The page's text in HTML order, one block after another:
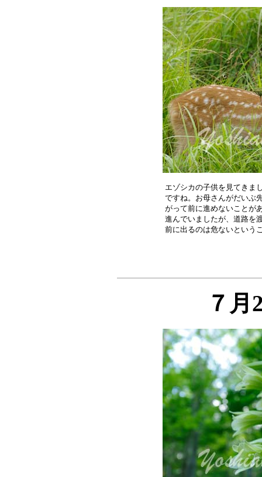
エゾシカの子供を見てきま
ですね。お母さんがだいぶ
がって前に進めないことが
進んでいましたが、道路を
７月